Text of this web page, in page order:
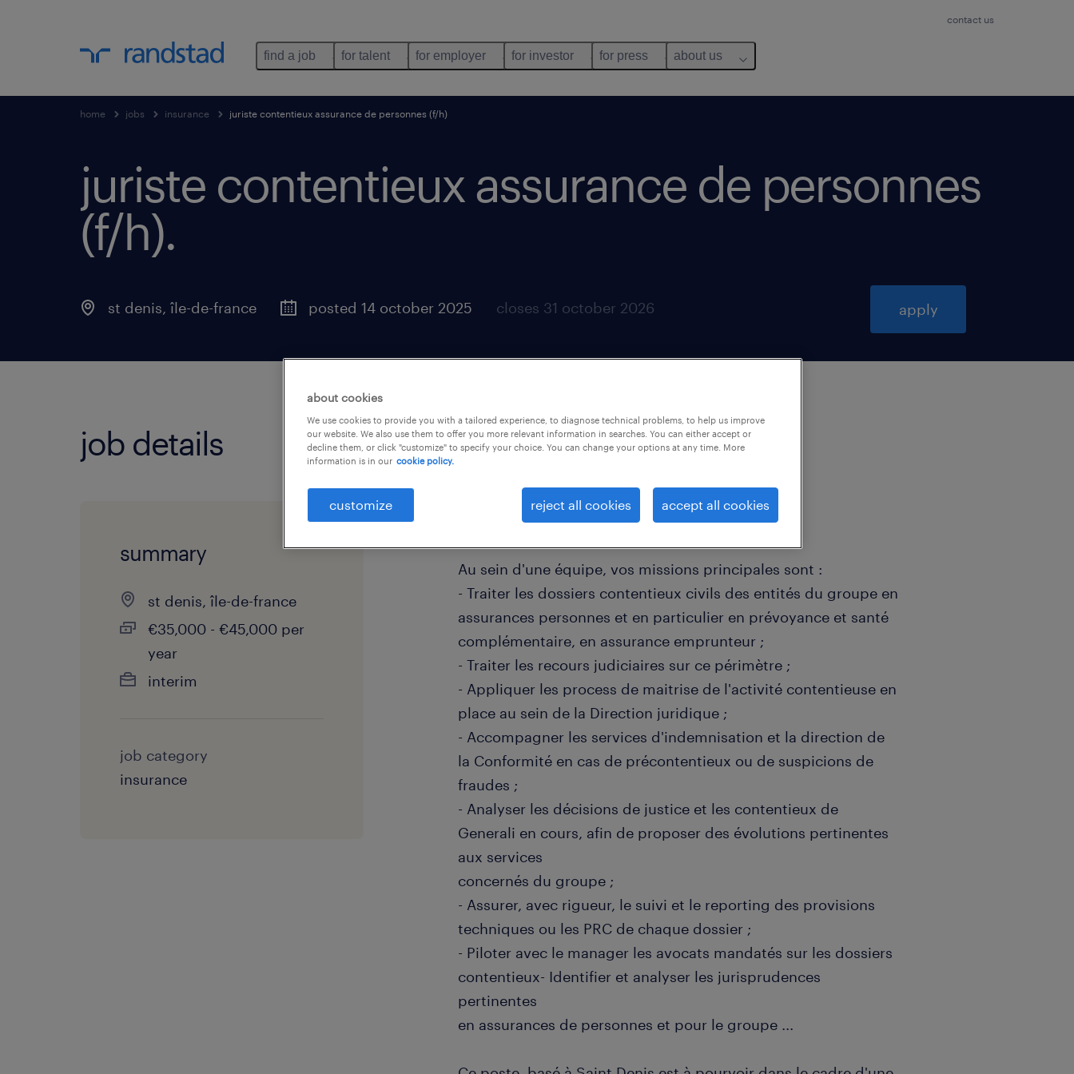
contact us
find a job for talent for employer for investor for press about us
home jobs insurance juriste contentieux assurance de personnes (f/h)
juriste contentieux assurance de personnes
(f/h).
st denis, île-de-france posted 14 october 2025 closes 31 october 2026 apply
job details
summary
st denis, île-de-france
€35,000 - €45,000 per
year
interim
job category
insurance
descriptif du poste
Au sein d'une équipe, vos missions principales sont :
- Traiter les dossiers contentieux civils des entités du groupe en
assurances personnes et en particulier en prévoyance et santé
complémentaire, en assurance emprunteur ;
- Traiter les recours judiciaires sur ce périmètre ;
- Appliquer les process de maitrise de l'activité contentieuse en
place au sein de la Direction juridique ;
- Accompagner les services d'indemnisation et la direction de
la Conformité en cas de précontentieux ou de suspicions de
fraudes ;
- Analyser les décisions de justice et les contentieux de
Generali en cours, afin de proposer des évolutions pertinentes
aux services
concernés du groupe ;
- Assurer, avec rigueur, le suivi et le reporting des provisions
techniques ou les PRC de chaque dossier ;
- Piloter avec le manager les avocats mandatés sur les dossiers
contentieux- Identifier et analyser les jurisprudences
pertinentes
en assurances de personnes et pour le groupe ...
about cookies
We use cookies to provide you with a tailored experience, to diagnose technical problems, to help us improve
our website. We also use them to offer you more relevant information in searches. You can either accept or
decline them, or click "customize" to specify your choice. You can change your options at any time. More
information is in our cookie policy.
customize reject all cookies accept all cookies